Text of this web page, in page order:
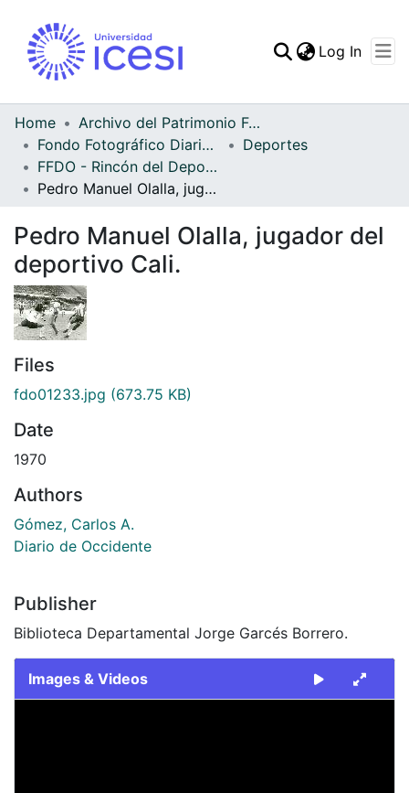
Statistics
Log In
Home
Archivo del Patrimonio Fotográfico y Fílmico del Valle del Cauca
Fondo Fotográfico Diario Occidente
Deportes
FFDO - Rincón del Deportivo Cali - Patrimonial
Pedro Manuel Olalla, jugador del deportivo Cali.
Pedro Manuel Olalla, jugador del
deportivo Cali.
Files
fdo01233.jpg (673.75 KB)
Date
1970
Authors
Gómez, Carlos A.
Diario de Occidente
Publisher
Biblioteca Departamental Jorge Garcés Borrero.
Images & Videos